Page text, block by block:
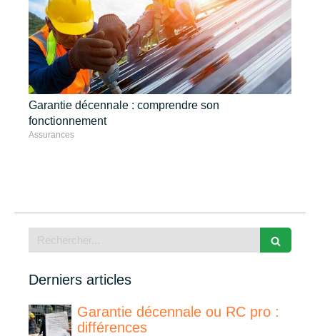
Garantie décennale : comprendre son
fonctionnement
Assurances
Derniers articles
Garantie décennale ou RC pro :
différences